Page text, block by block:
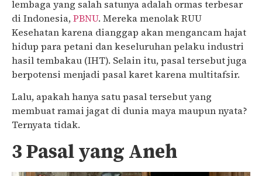
lembaga yang salah satunya adalah ormas terbesar
di Indonesia,PBNU. Mereka menolak RUU
Kesehatan karena dianggap akan mengancam hajat
hidup para petani dan keseluruhan pelaku industri
hasil tembakau (IHT). Selain itu, pasal tersebut juga
berpotensi menjadi pasal karet karena multitafsir.
Lalu, apakah hanya satu pasal tersebut yang
membuat ramai jagat di dunia maya maupun nyata?
Ternyata tidak.
3 Pasal yang Aneh